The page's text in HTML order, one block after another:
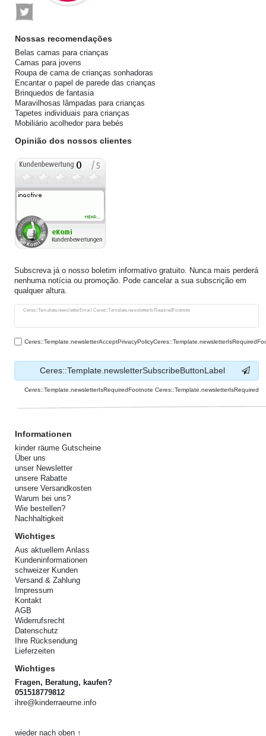
Nossas recomendações
Belas camas para crianças
Camas para jovens
Roupa de cama de crianças sonhadoras
Encantar o papel de parede das crianças
Brinquedos de fantasia
Maravilhosas lâmpadas para crianças
Tapetes individuais para crianças
Mobiliário acolhedor para bebés
Opinião dos nossos clientes
Subscreva já o nosso boletim informativo gratuito. Nunca mais perderá
nenhuma notícia ou promoção. Pode cancelar a sua subscrição em
qualquer altura.
Ceres::Template.newsletterEmail Ceres::Template.newsletterIsRequiredFootnote
Ceres::Template.newsletterHoneypotLabel
Ceres::Template.newsletterSubscribeButtonLabel
Ceres::Template.newsletterIsRequiredFootnote Ceres::Template.newsletterIsRequired
Informationen
kinder räume Gutscheine
Über uns
unser Newsletter
unsere Rabatte
unsere Versandkosten
Warum bei uns?
Wie bestellen?
Nachhaltigkeit
Wichtiges
Aus aktuellem Anlass
Kundeninformationen
schweizer Kunden
Versand & Zahlung
Impressum
Kontakt
AGB
Widerrufsrecht
Datenschutz
Ihre Rücksendung
Lieferzeiten
Wichtiges
Fragen, Beratung, kaufen?
051518779812
ihre@kinderraeume.info
wieder nach oben ↑